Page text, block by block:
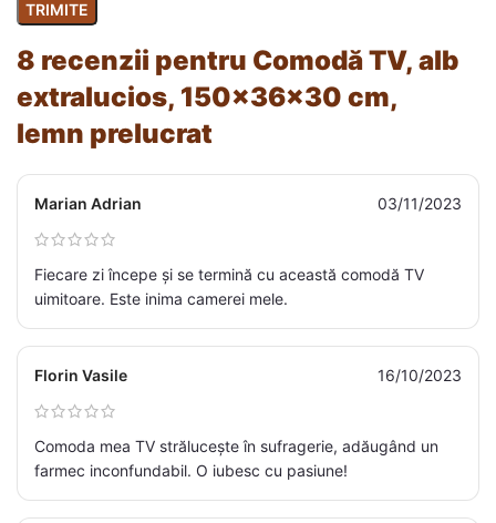
8 recenzii pentru Comodă TV, alb
extralucios, 150x36x30 cm,
lemn prelucrat
Marian Adrian 03/11/2023
Fiecare zi începe și se termină cu această comodă TV
uimitoare. Este inima camerei mele.
Florin Vasile 16/10/2023
Comoda mea TV strălucește în sufragerie, adăugând un
farmec inconfundabil. O iubesc cu pasiune!